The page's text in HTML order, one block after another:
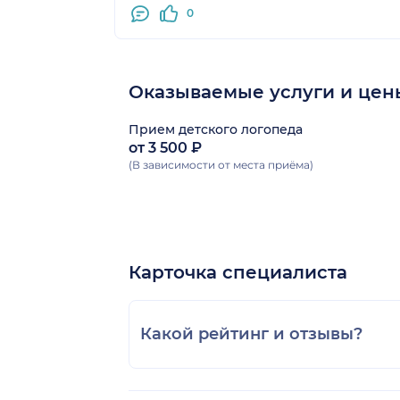
0
Оказываемые услуги и
Прием детского логопеда
от 3 500 ₽
(В зависимости от места приёма)
Карточка специалиста
Какой рейтинг и отзывы?